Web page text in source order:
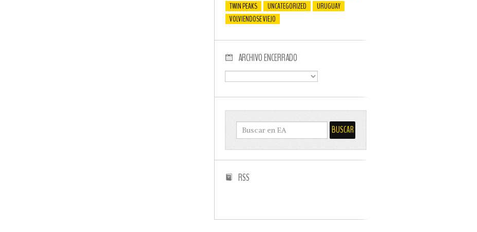
TWIN PEAKS
UNCATEGORIZED
URUGUAY
VOLVIENDOSE VIEJO
ARCHIVO ENCERRADO
RSS